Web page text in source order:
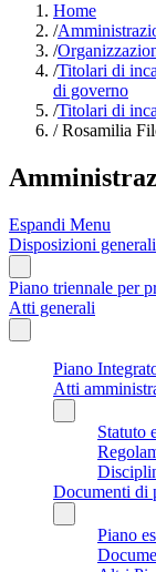
Home
/
/
/Titolari di
di governo
/Titolari di
/Rosamilia
Espandi Menu
Disposizioni generali
Piano triennale per
Atti generali
Piano
Atti
Statuto
Documenti di
Piano